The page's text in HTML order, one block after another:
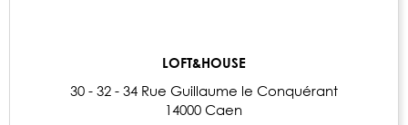
LOFT&HOUSE
30 - 32 - 34 Rue Guillaume le Conquérant
14000 Caen